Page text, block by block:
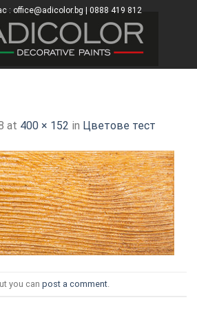
: office@adicolor.bg | 0888 419 812
at 400 × 152 in Цветове тест
you can post a comment